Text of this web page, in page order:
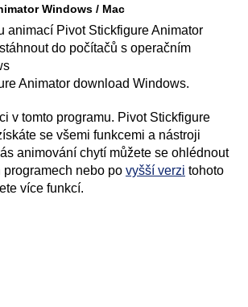
Windows / Mac
animací Pivot Stickfigure Animator
do počítačů s operačním
Animator download Windows.
v tomto programu. Pivot Stickfigure
se všemi funkcemi a nástroji
animování chytí můžete se ohlédnout
nebo po vyšší verzi tohoto
více funkcí.